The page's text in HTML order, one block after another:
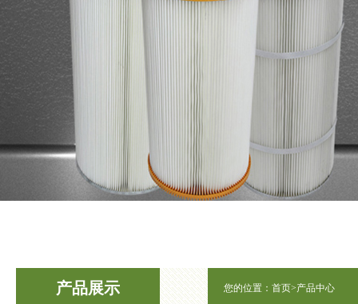
产品展示 您的位置： 首页>产品中心